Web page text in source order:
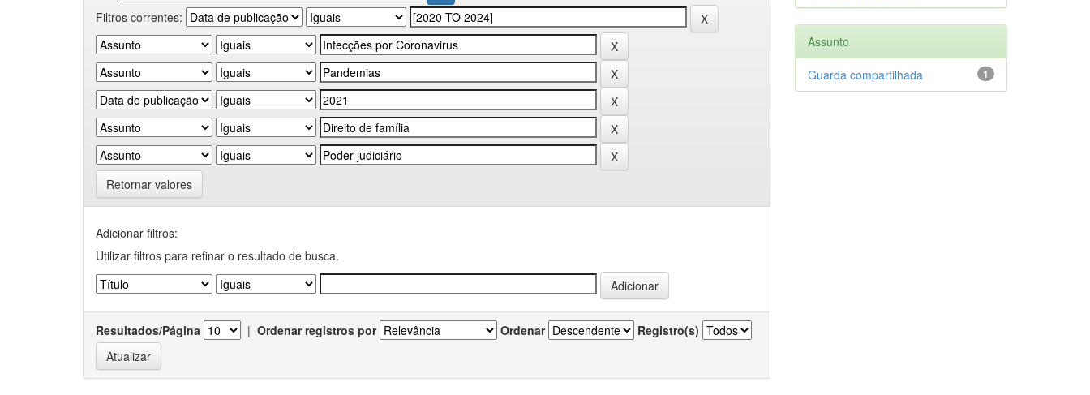
Filtros correntes:
Retornar valores
Adicionar filtros:
Utilizar filtros para refinar o resultado de busca.
Resultados/Página | Ordenar registros por Ordenar Registro(s)
Assunto
1
Guarda compartilhada